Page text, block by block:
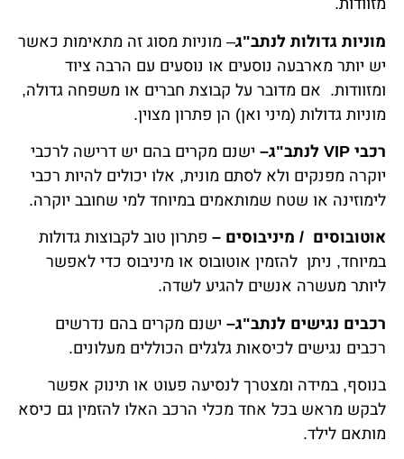
מזוודות.
מוניות גדולות לנתב"ג– מוניות מסוג זה מתאימות כאשר
יש יותר מארבעה נוסעים או נוסעים עם הרבה ציוד
ומזוודות. אם מדובר על קבוצת חברים או משפחה גדולה,
מוניות גדולות (מיני ואן) הן פתרון מצוין.
רכבי VIP לנתב"ג–
ישנם מקרים בהם יש דרישה לרכבי
יוקרה מפנקים ולא לסתם מונית, אלו יכולים להיות רכבי
לימוזינה או שטח שמותאמים במיוחד למי שחובב יוקרה.
אוטובוסים / מיניבוסים – פתרון טוב לקבוצות גדולות
במיוחד, ניתן להזמין אוטובוס או מיניבוס כדי לאפשר
ליותר מעשרה אנשים להגיע לשדה.
רכבים נגישים לנתב"ג– ישנם מקרים בהם נדרשים
רכבים נגישים לכיסאות גלגלים הכוללים מעלונים.
בנוסף, במידה ומצטרך לנסיעה פעוט או תינוק אפשר
לבקש מראש בכל אחד מכלי הרכב האלו להזמין גם כיסא
מותאם לילד.